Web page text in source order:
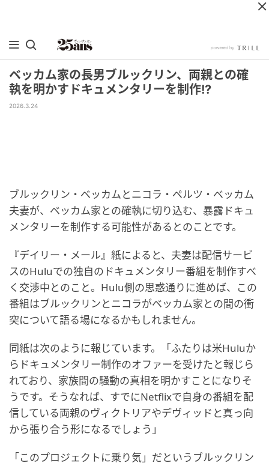
ベッカム家の長男ブルックリン、両親との確
執を明かすドキュメンタリーを制作!?
2026.3.24
ブルックリン・ベッカムとニコラ・ペルツ・ベッカム
夫妻が、ベッカム家との確執に切り込む、暴露ドキュ
メンタリーを制作する可能性があるとのことです。
『デイリー・メール』紙によると、夫妻は配信サービ
スのHuluでの独自のドキュメンタリー番組を制作すべ
く交渉中とのこと。Hulu側の思惑通りに進めば、この
番組はブルックリンとニコラがベッカム家との間の衝
突について語る場になるかもしれません。
同紙は次のように報じています。「ふたりは米Huluか
らドキュメンタリー制作のオファーを受けたと報じら
れており、家族間の騒動の真相を明かすことになりそ
うです。そうなれば、すでにNetflixで自身の番組を配
信している両親のヴィクトリアやデヴィッドと真っ向
から張り合う形になるでしょう」
「このプロジェクトに乗り気」だというブルックリン